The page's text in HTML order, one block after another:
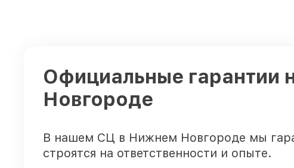
Официальные гарантии
Новгороде
В нашем СЦ в Нижнем Новгороде мы
строятся на ответственности и опыте.